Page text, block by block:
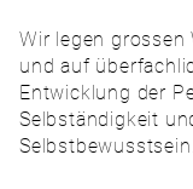
Wir legen
und auf
Entwicklung der
Selbständigkeit
Selbstbewusstsein.